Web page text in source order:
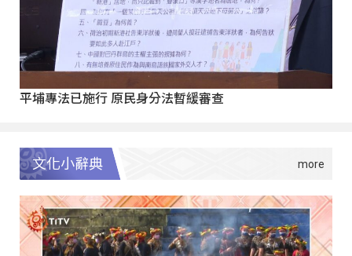
平埔專法已施行 原民身分法暫緩審查
文化小辭典